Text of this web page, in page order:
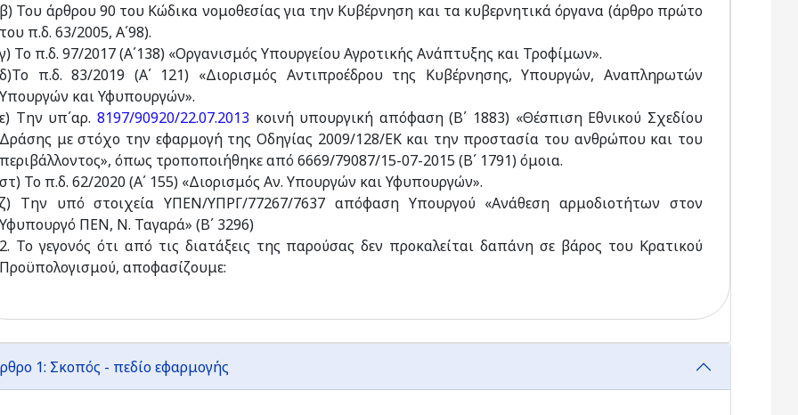
β) Του άρθρου 90 του Κώδικα νομοθεσίας για την Κυβέρνηση και τα κυβερνητικά όργανα (άρθρο πρώτο
του π.δ. 63/2005, Α΄98).
γ) Το π.δ. 97/2017 (Α΄138) «Οργανισμός Υπουργείου Αγροτικής Ανάπτυξης και Τροφίμων».
δ)Το π.δ. 83/2019 (Α΄ 121) «Διορισμός Aντιπροέδρου της Κυβέρνησης, Υπουργών, Aναπληρωτών
Υπουργών και Υφυπουργών».
ε) Την υπ΄αρ. 8197/90920/22.07.2013 κοινή υπουργική απόφαση (Β΄ 1883) «Θέσπιση Εθνικού Σχεδίου
Δράσης με στόχο την εφαρμογή της Οδηγίας 2009/128/ΕΚ και την προστασία του ανθρώπου και του
περιβάλλοντος», όπως τροποποιήθηκε από 6669/79087/15-07-2015 (Β΄ 1791) όμοια.
στ) Το π.δ. 62/2020 (Α΄ 155) «Διορισμός Αν. Υπουργών και Υφυπουργών».
ζ) Την υπό στοιχεία ΥΠΕΝ/ΥΠΡΓ/77267/7637 απόφαση Υπουργού «Ανάθεση αρμοδιοτήτων στον
Υφυπουργό ΠΕΝ, Ν. Ταγαρά» (Β΄ 3296)
2. Το γεγονός ότι από τις διατάξεις της παρούσας δεν προκαλείται δαπάνη σε βάρος του Κρατικού
Προϋπολογισμού, αποφασίζουμε:
1: Σκοπός - πεδίο εφαρμογής